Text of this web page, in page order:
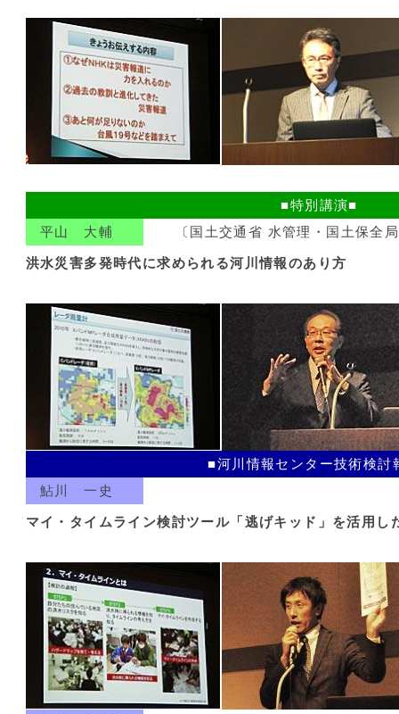
■特別講演■
平山 大輔
〔国土交通省 水管理・国土保全
洪水災害多発時代に求められる河川情報のあり方
■河川情報センター技術検討
鮎川 一史
マイ・タイムライン検討ツール「逃げキッド」を活用し